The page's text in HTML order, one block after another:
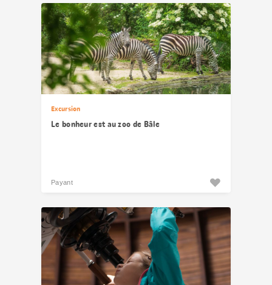
Excursion
Le bonheur est au zoo de Bâle
Payant